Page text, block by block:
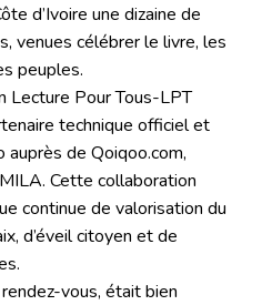
d’Ivoire une dizaine de
venues célébrer le livre, les
peuples.
Lecture Pour Tous-LPT
technique officiel et
auprès de Qoiqoo.com,
Cette collaboration
continue de valorisation du
d’éveil citoyen et de
vous, était bien